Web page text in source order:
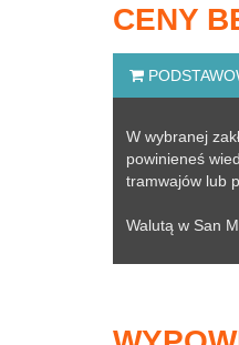
CENY
W wybranej
powinieneś
tramwajów lub
Walutą w San